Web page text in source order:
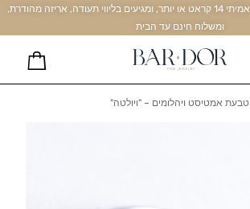
כל התכשיטים עשויים זהב אמיתי 14 קראט או יותר, ומגיעים בליווי תעודה, אריזה מהודרת,
ומשלוח חינם עד הבית
טבעת אמטיסט ויהלומים – "ויולטה"